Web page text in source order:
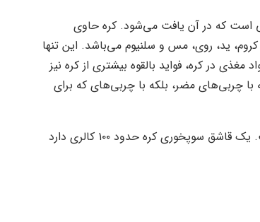
است که در آن یافت می‌شود. کره حاوی
ید، روی، مس و سلنیوم می‌باشد. این تنها
در کره، فواید بالقوه بیشتری از کره نیز
چربی‌های مضر، بلکه با چربی‌های که برای
همانطور که کره ترکیبی از چربی هاست، کره یک خوراکی با کالری بالاست. یک قاشق سوپخوری کره حدود ۱۰۰ کالری دارد